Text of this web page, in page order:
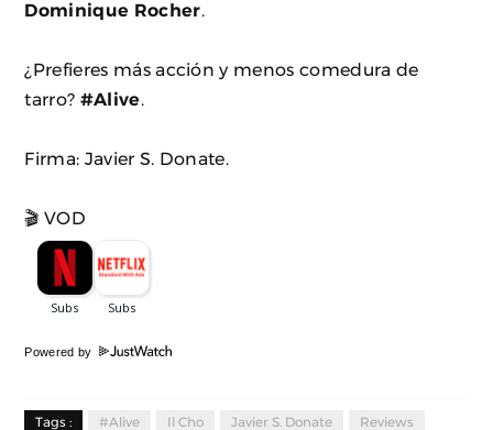
Dominique Rocher
¿Prefieres más acción y menos comedura de
tarro? #Alive
Firma: Javier S. Donate.
🎬 VOD
Powered by
Tags : #Alive Il Cho Javier S. Donate Reviews